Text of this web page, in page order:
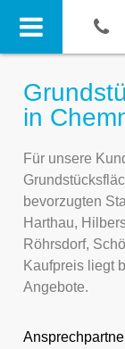
in
Für unsere
bevorzugten
Harthau,
Röhrsdorf,
Kaufpreis liegt
Angebote.